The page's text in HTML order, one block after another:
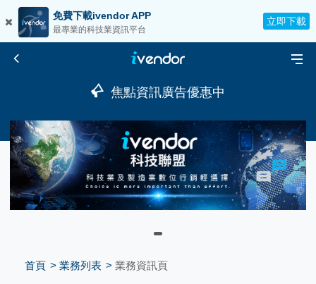
免費下載ivendor APP
最專業的科技業資訊平台
立即下載
焦點資訊廣告優惠中
首頁 業務列表 業務資訊頁